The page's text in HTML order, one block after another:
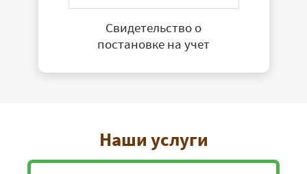
Свидетельство о
постановке на учет
Наши услуги